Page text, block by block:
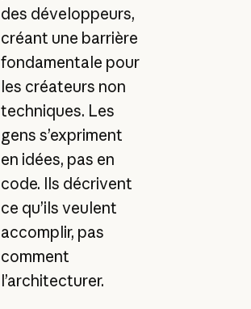
des développeurs,
créant une barrière
fondamentale pour
les créateurs non
techniques. Les
gens s’expriment
en idées, pas en
code. Ils décrivent
ce qu’ils veulent
accomplir, pas
comment
l’architecturer.